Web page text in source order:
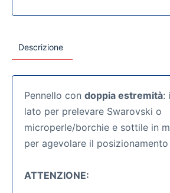
Descrizione
Pennello con doppia estremità:
lato per prelevare Swarovski o
microperle/borchie e sottile in
per agevolare il posizionamento
ATTENZIONE: